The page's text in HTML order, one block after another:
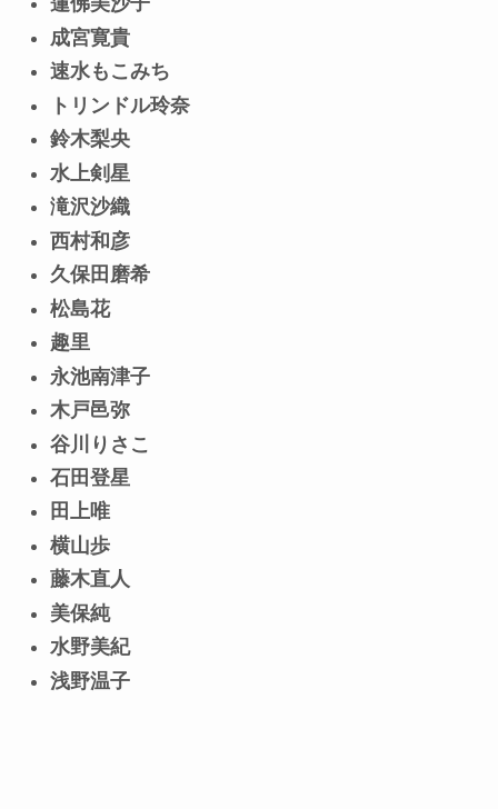
成宮寛貴
速水もこみち
トリンドル玲奈
鈴木梨央
水上剣星
滝沢沙織
西村和彦
久保田磨希
松島花
趣里
永池南津子
木戸邑弥
谷川りさこ
石田登星
田上唯
横山歩
藤木直人
美保純
水野美紀
浅野温子